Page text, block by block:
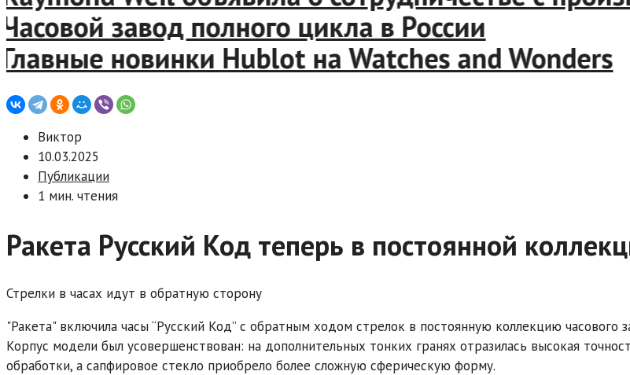
завод полного цикла в России
новинки Hublot на Watches and Wonders
Виктор
10.03.2025
Публикации
1 мин. чтения
Ракета Русский Код теперь в постоянной
Стрелки в часах идут в обратную сторону
"Ракета" включила часы “Русский Код” с обратным ходом стрелок в постоянную коллекцию часового
Корпус модели был усовершенствован: на дополнительных тонких гранях отразилась высокая
обработки, а сапфировое стекло приобрело более сложную сферическую форму.